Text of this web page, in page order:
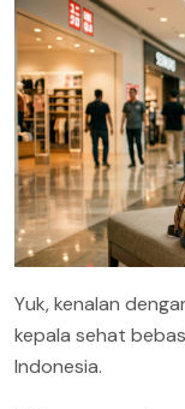
Yuk, kenalan
kepala sehat
Indonesia.